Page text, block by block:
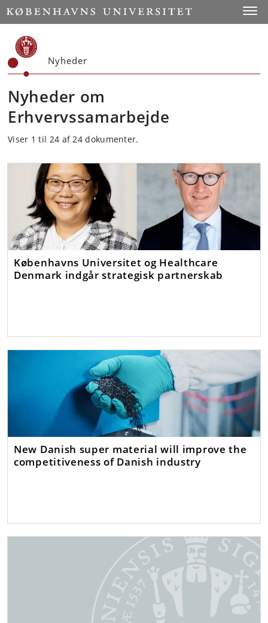
Start
Nyheder
Nyheder om
Erhvervssamarbejde
Viser 1 til 24 af 24 dokumenter.
Københavns Universitet og Healthcare
Denmark indgår strategisk partnerskab
New Danish super material will improve the
competitiveness of Danish industry